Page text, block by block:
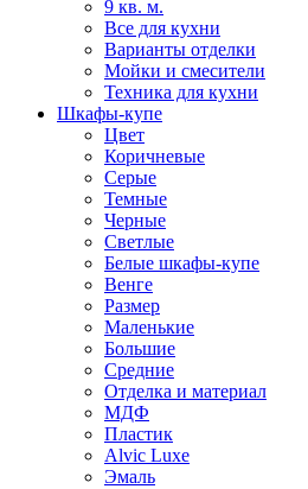
9 кв. м.
Все для кухни
Варианты отделки
Мойки и смесители
Техника для кухни
Шкафы-купе
Цвет
Коричневые
Серые
Темные
Черные
Светлые
Белые шкафы-купе
Венге
Размер
Маленькие
Большие
Средние
Отделка и материал
МДФ
Пластик
Alvic Luxe
Эмаль